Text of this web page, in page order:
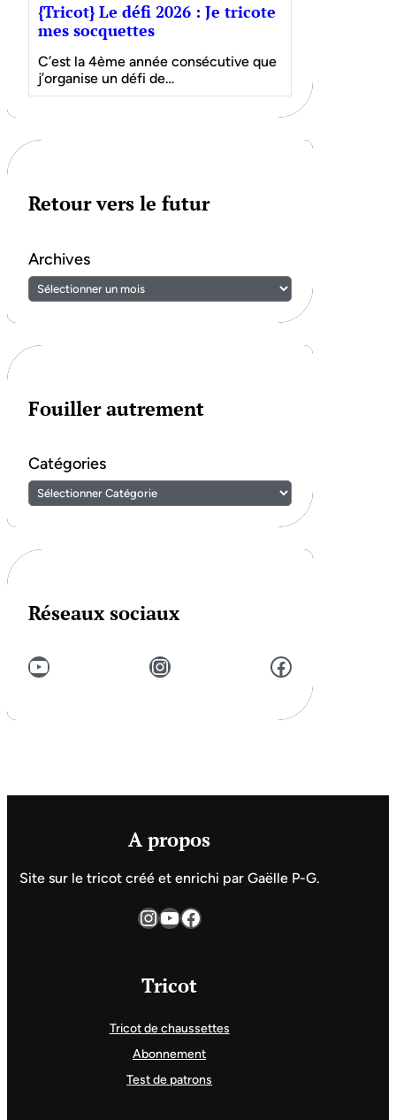
{Tricot} Le défi 2026 : Je tricote
mes socquettes
C’est la 4ème année consécutive que
j’organise un défi de…
Retour vers le futur
Archives
Fouiller autrement
Catégories
Réseaux sociaux
YouTube Instagram Facebook
A propos
Site sur le tricot créé et enrichi par Gaëlle P-G.
InstagramYouTube Facebook
Tricot
Tricot de chaussettes
Abonnement
Test de patrons